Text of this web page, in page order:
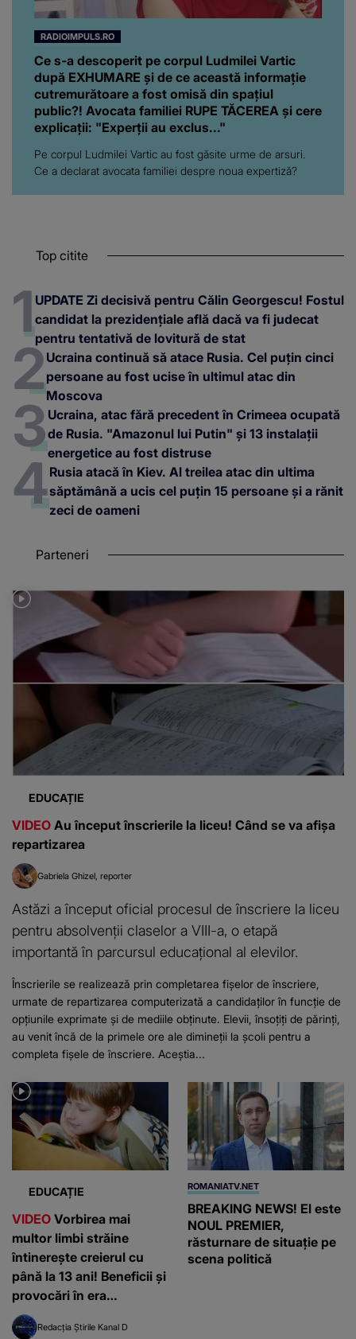
RADIOIMPULS.RO
Ce s-a descoperit pe corpul Ludmilei Vartic
după EXHUMARE și de ce această informație
cutremurătoare a fost omisă din spațiul
public?! Avocata familiei RUPE TĂCEREA și cere
explicații: "Experții au exclus..."
Pe corpul Ludmilei Vartic au fost găsite urme de arsuri.
Ce a declarat avocata familiei despre noua expertiză?
Top citite
UPDATE Zi decisivă pentru Călin Georgescu! Fostul
candidat la prezidențiale află dacă va fi judecat
pentru tentativă de lovitură de stat
Ucraina continuă să atace Rusia. Cel puțin cinci
persoane au fost ucise în ultimul atac din
Moscova
Ucraina, atac fără precedent în Crimeea ocupată
de Rusia. "Amazonul lui Putin" și 13 instalații
energetice au fost distruse
Rusia atacă în Kiev. Al treilea atac din ultima
săptămână a ucis cel puțin 15 persoane și a rănit
zeci de oameni
Parteneri
EDUCAȚIE
VIDEO Au început înscrierile la liceu! Când se va afișa
repartizarea
Gabriela Ghizel reporter
Astăzi a început oficial procesul de înscriere la liceu
pentru absolvenții claselor a VIII-a, o etapă
importantă în parcursul educațional al elevilor.
Înscrierile se realizează prin completarea fișelor de înscriere,
urmate de repartizarea computerizată a candidaților în funcție de
opțiunile exprimate și de mediile obținute. Elevii, însoțiți de părinți,
au venit încă de la primele ore ale dimineții la școli pentru a
completa fișele de înscriere. Aceștia...
EDUCAȚIE
VIDEO Vorbirea mai
multor limbi străine
întinerește creierul cu
până la 13 ani! Beneficii și
provocări în era
inteligenței artificiale
Redacția Știrile Kanal D
ROMANIATV.NET
BREAKING NEWS! El este
NOUL PREMIER,
răsturnare de situație pe
scena politică